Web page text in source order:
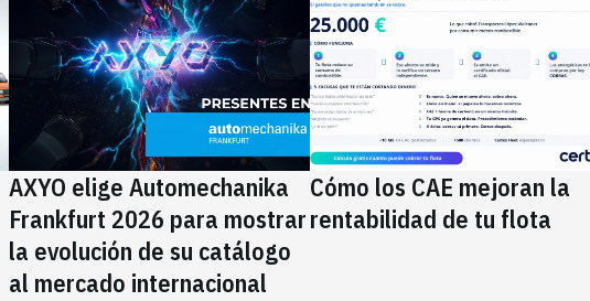
AXYO elige Automechanika
Frankfurt 2026 para mostrar
la evolución de su catálogo
al mercado internacional
Cómo los CAE mejoran la
rentabilidad de tu flota